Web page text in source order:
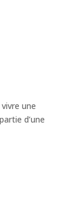
une
d’une